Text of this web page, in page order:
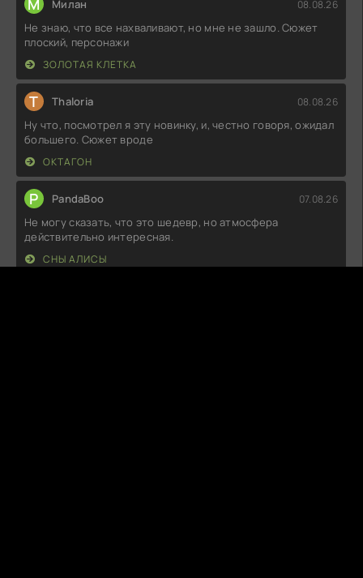
М Милан 08.08.26
Не знаю, что все нахваливают, но мне не зашло. Сюжет
плоский, персонажи
ЗОЛОТАЯ КЛЕТКА
T Thaloria 08.08.26
Ну что, посмотрел я эту новинку, и, честно говоря, ожидал
большего. Сюжет вроде
ОКТАГОН
P PandaBoo 07.08.26
Не могу сказать, что это шедевр, но атмосфера
действительно интересная.
СНЫ АЛИСЫ